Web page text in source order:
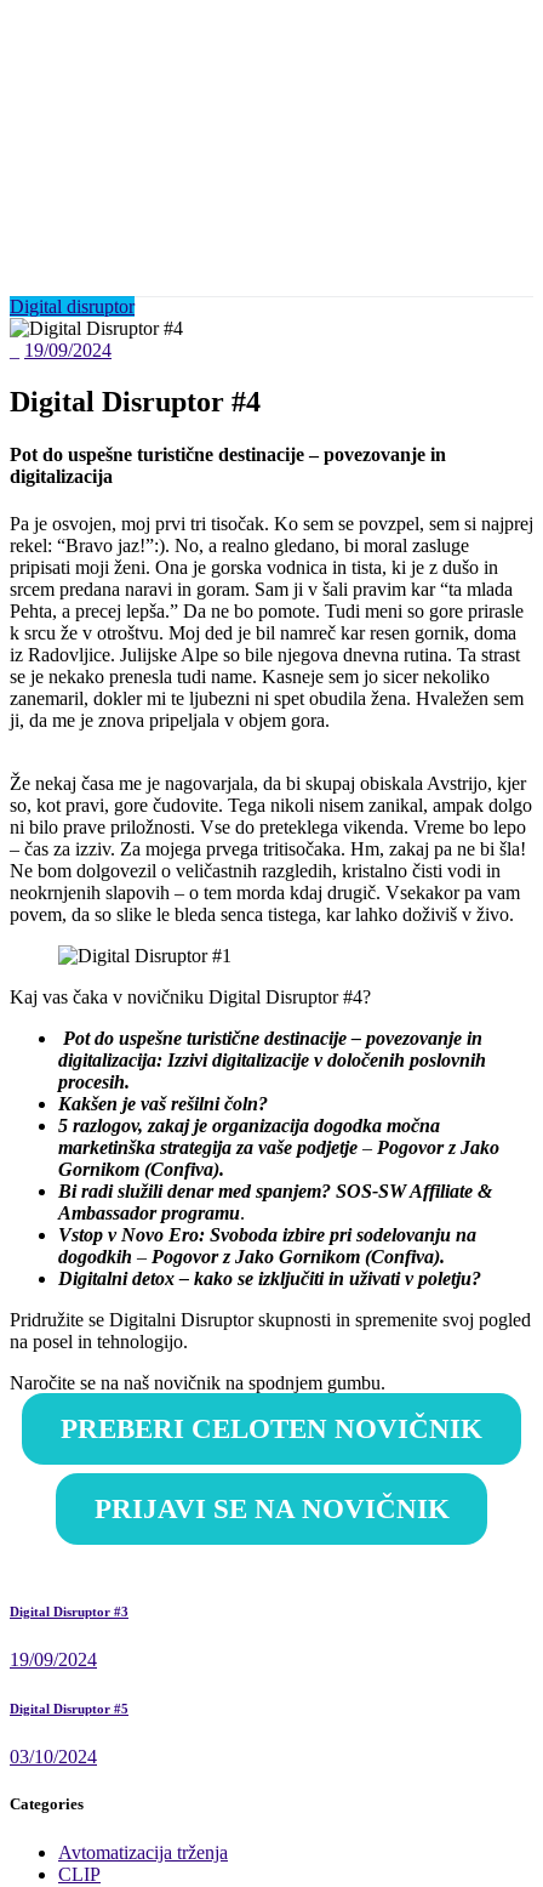
Digital disruptor
19/09/2024
Digital Disruptor #4
Pot do uspešne turistične destinacije – povezovanje in
digitalizacija
Pa je osvojen, moj prvi tri tisočak. Ko sem se povzpel, sem si najprej
rekel: “Bravo jaz!”:). No, a realno gledano, bi moral zasluge
pripisati moji ženi. Ona je gorska vodnica in tista, ki je z dušo in
srcem predana naravi in goram. Sam ji v šali pravim kar “ta mlada
Pehta, a precej lepša.” Da ne bo pomote. Tudi meni so gore prirasle
k srcu že v otroštvu. Moj ded je bil namreč kar resen gornik, doma
iz Radovljice. Julijske Alpe so bile njegova dnevna rutina. Ta strast
se je nekako prenesla tudi name. Kasneje sem jo sicer nekoliko
zanemaril, dokler mi te ljubezni ni spet obudila žena. Hvaležen sem
ji, da me je znova pripeljala v objem gora.
Že nekaj časa me je nagovarjala, da bi skupaj obiskala Avstrijo, kjer
so, kot pravi, gore čudovite. Tega nikoli nisem zanikal, ampak dolgo
ni bilo prave priložnosti. Vse do preteklega vikenda. Vreme bo lepo
– čas za izziv. Za mojega prvega tritisočaka. Hm, zakaj pa ne bi šla!
Ne bom dolgovezil o veličastnih razgledih, kristalno čisti vodi in
neokrnjenih slapovih – o tem morda kdaj drugič. Vsekakor pa vam
povem, da so slike le bleda senca tistega, kar lahko doživiš v živo.
Kaj vas čaka v novičniku Digital Disruptor #4?
Pot do uspešne turistične destinacije – povezovanje in
digitalizacija: Izzivi digitalizacije v določenih poslovnih
procesih.
Kakšen je vaš rešilni čoln?
5 razlogov, zakaj je organizacija dogodka močna
marketinška strategija za vaše podjetje – Pogovor z Jako
Gornikom (Confiva).
Bi radi služili denar med spanjem? SOS-SW Affiliate &
Ambassador programu.
Vstop v Novo Ero: Svoboda izbire pri sodelovanju na
dogodkih – Pogovor z Jako Gornikom (Confiva).
Digitalni detox – kako se izključiti in uživati v poletju?
Pridružite se Digitalni Disruptor skupnosti in spremenite svoj pogled
na posel in tehnologijo.
Naročite se na naš novičnik na spodnjem gumbu.
PREBERI CELOTEN NOVIČNIK
PRIJAVI SE NA NOVIČNIK
Digital Disruptor #3
19/09/2024
Digital Disruptor #5
03/10/2024
Categories
Avtomatizacija trženja
CLIP